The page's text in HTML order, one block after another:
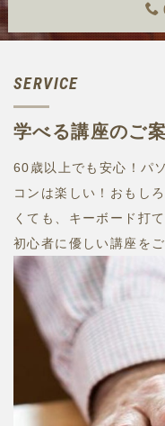
SERVICE
学べる講座のご
60歳以上でも安心！パ
コンは楽しい！おもし
くても、キーボード打
初心者に優しい講座をご